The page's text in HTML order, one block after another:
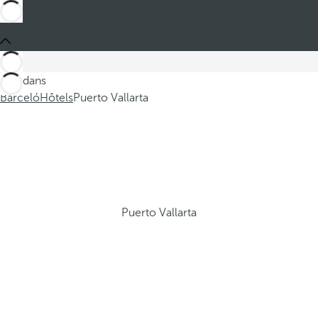
Ces dans
BarcelóHôtelsPuerto Vallarta
Puerto Vallarta